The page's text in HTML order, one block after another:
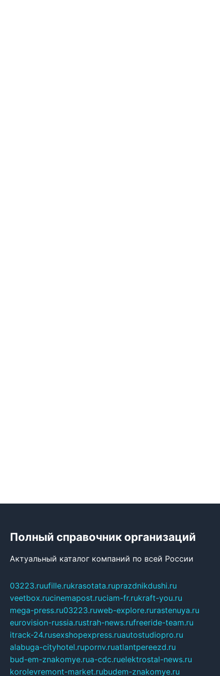
Полный справочник организаций
Актуальный каталог компаний по всей России
03223.ruufille.rukrasotata.ruprazdnikdushi.ru
veetbox.rucinemapost.ruciam-fr.rukraft-you.ru
mega-press.ru03223.ruweb-explore.rurastenuya.ru
eurovision-russia.rustrah-news.rufreeride-team.ru
itrack-24.rusexshopexpress.ruautostudiopro.ru
alabuga-cityhotel.rupornv.ruatlantpereezd.ru
bud-em-znakomye.rua-cdc.ruelektrostal-news.ru
korolevremont-market.rubudem-znakomye.ru